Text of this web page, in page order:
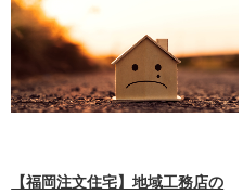
【福岡注文住宅】地域工務店の